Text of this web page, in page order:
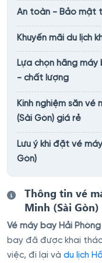
An toàn - Bảo mật
Khuyến mãi du lịch
Lựa chọn hãng máy
- chất lượng
Kinh nghiệm săn vé
(Sài Gòn) giá rẻ
Lưu ý khi đặt vé
Gòn)
Thông tin vé
Minh (Sài Gòn)
Vé máy bay Hải
bay đã được khai
việc, đi lại và du lịch